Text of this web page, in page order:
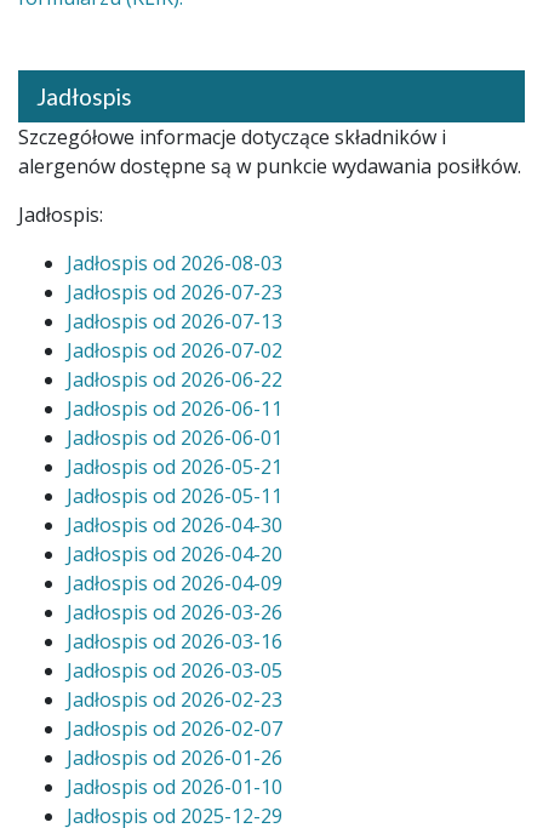
Jadłospis
Szczegółowe informacje dotyczące składników i
alergenów dostępne są w punkcie wydawania posiłków.
Jadłospis:
Jadłospis od 2026-08-03
Jadłospis od 2026-07-23
Jadłospis od 2026-07-13
Jadłospis od 2026-07-02
Jadłospis od 2026-06-22
Jadłospis od 2026-06-11
Jadłospis od 2026-06-01
Jadłospis od 2026-05-21
Jadłospis od 2026-05-11
Jadłospis od 2026-04-30
Jadłospis od 2026-04-20
Jadłospis od 2026-04-09
Jadłospis od 2026-03-26
Jadłospis od 2026-03-16
Jadłospis od 2026-03-05
Jadłospis od 2026-02-23
Jadłospis od 2026-02-07
Jadłospis od 2026-01-26
Jadłospis od 2026-01-10
Jadłospis od 2025-12-29